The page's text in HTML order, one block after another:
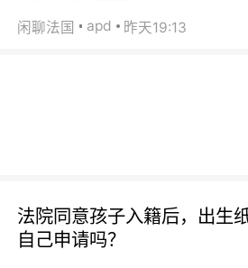
闲聊法国 apd 昨天19:13
法院同意孩子入籍后，出生
自己申请吗？